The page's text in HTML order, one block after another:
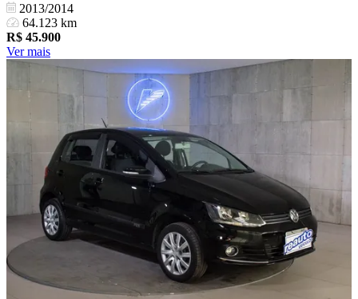
2013/2014
64.123 km
R$ 45.900
Ver mais